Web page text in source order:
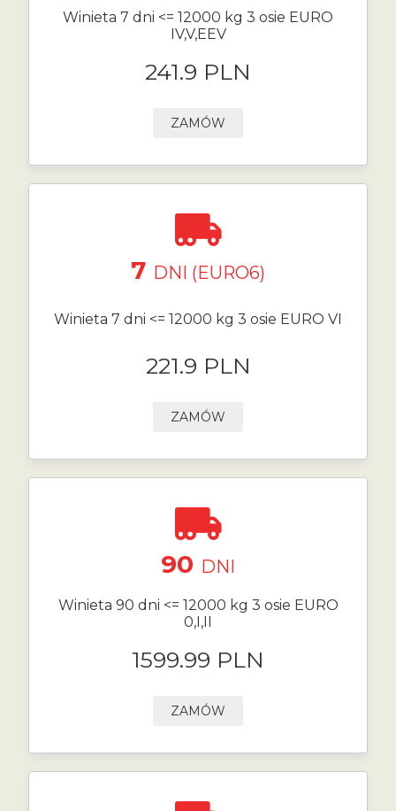
Winieta 7 dni <= 12000 kg 3 osie EURO
IV,V,EEV
241.9 PLN
ZAMÓW
7 DNI (EURO6)
Winieta 7 dni <= 12000 kg 3 osie EURO VI
221.9 PLN
ZAMÓW
90 DNI
Winieta 90 dni <= 12000 kg 3 osie EURO
0,I,II
1599.99 PLN
ZAMÓW